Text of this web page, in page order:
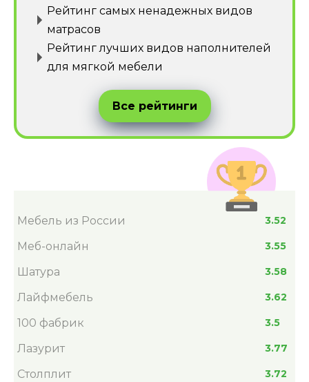
Рейтинг самых ненадежных видов
матрасов
Рейтинг лучших видов наполнителей
для мягкой мебели
Все рейтинги
Мебель из России 3.52
Меб-онлайн 3.55
Шатура 3.58
Лайфмебель 3.62
100 фабрик 3.5
Лазурит 3.77
Столплит 3.72